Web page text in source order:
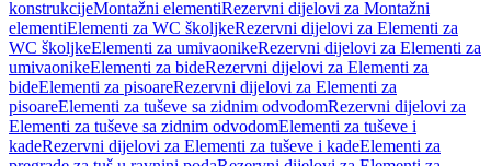
konstrukcijeMontažni elementiRezervni dijelovi za Montažni
elementiElementi za WC školjkeRezervni dijelovi za Elementi za
WC školjkeElementi za umivaonikeRezervni dijelovi za Elementi za
umivaonikeElementi za bideRezervni dijelovi za Elementi za
bideElementi za pisoareRezervni dijelovi za Elementi za
pisoareElementi za tuševe sa zidnim odvodomRezervni dijelovi za
Elementi za tuševe sa zidnim odvodomElementi za tuševe i
kadeRezervni dijelovi za Elementi za tuševe i kadeElementi za